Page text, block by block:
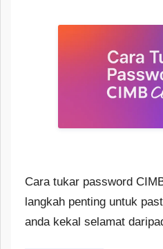
Cara tukar password
langkah penting untuk
anda kekal selamat